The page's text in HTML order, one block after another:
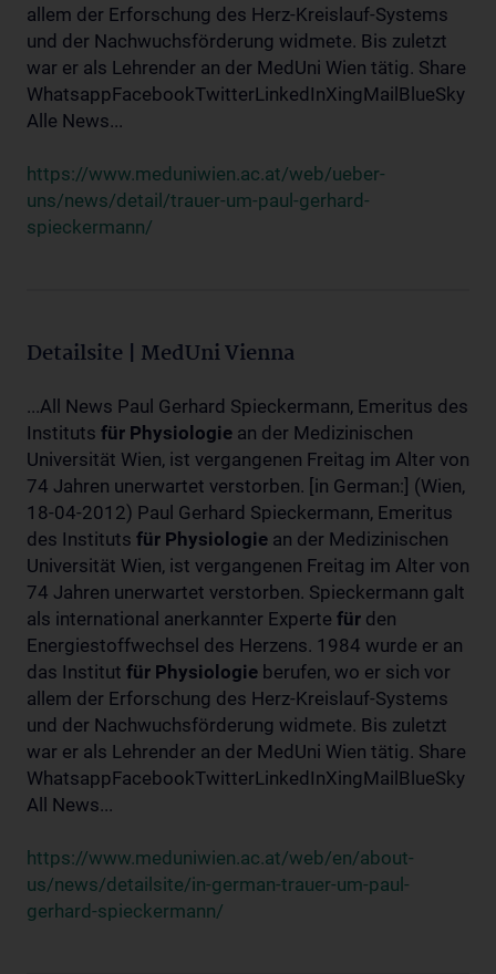
allem der Erforschung des Herz-Kreislauf-Systems
und der Nachwuchsförderung widmete. Bis zuletzt
war er als Lehrender an der MedUni Wien tätig. Share
WhatsappFacebookTwitterLinkedInXingMailBlueSky
Alle News...
https://www.meduniwien.ac.at/web/ueber-
uns/news/detail/trauer-um-paul-gerhard-
spieckermann/
Detailsite | MedUni Vienna
...All News Paul Gerhard Spieckermann, Emeritus des
Instituts für Physiologie an der Medizinischen
Universität Wien, ist vergangenen Freitag im Alter von
74 Jahren unerwartet verstorben. [in German:] (Wien,
18-04-2012) Paul Gerhard Spieckermann, Emeritus
des Instituts für Physiologie an der Medizinischen
Universität Wien, ist vergangenen Freitag im Alter von
74 Jahren unerwartet verstorben. Spieckermann galt
als international anerkannter Experte für den
Energiestoffwechsel des Herzens. 1984 wurde er an
das Institut für Physiologie berufen, wo er sich vor
allem der Erforschung des Herz-Kreislauf-Systems
und der Nachwuchsförderung widmete. Bis zuletzt
war er als Lehrender an der MedUni Wien tätig. Share
WhatsappFacebookTwitterLinkedInXingMailBlueSky
All News...
https://www.meduniwien.ac.at/web/en/about-
us/news/detailsite/in-german-trauer-um-paul-
gerhard-spieckermann/